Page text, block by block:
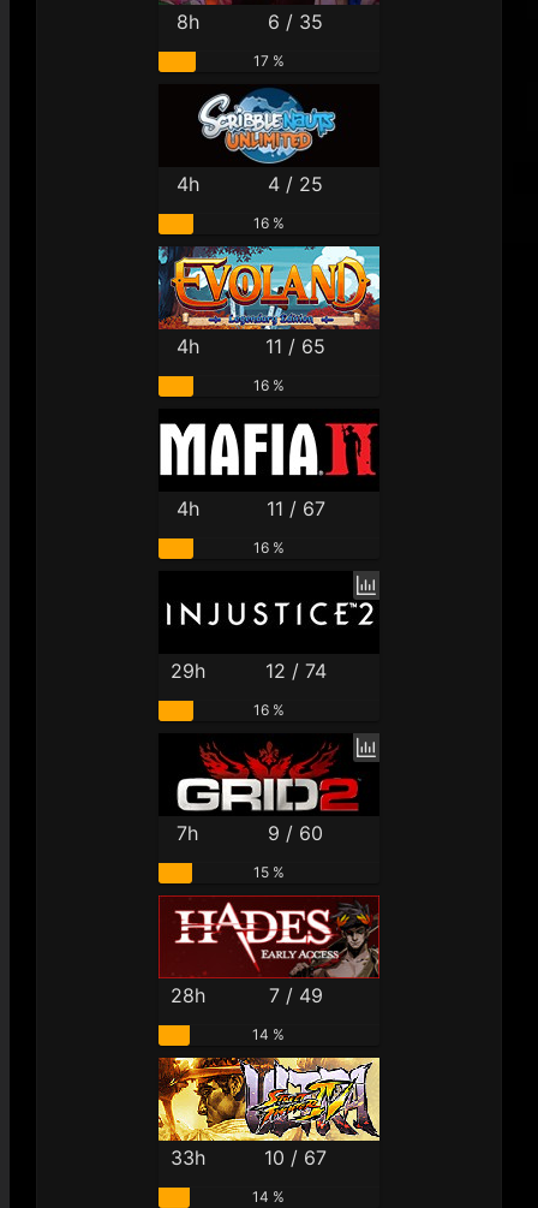
8h 6 / 35
17 %
4h 4 / 25
16 %
4h 11 / 65
16 %
4h 11 / 67
16 %
29h 12 / 74
16 %
7h 9 / 60
15 %
28h 7 / 49
14 %
33h 10 / 67
14 %